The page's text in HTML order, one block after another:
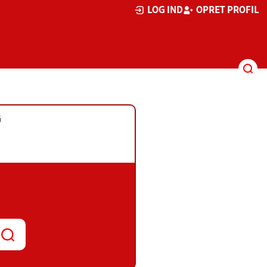
LOG IND OPRET PROFIL